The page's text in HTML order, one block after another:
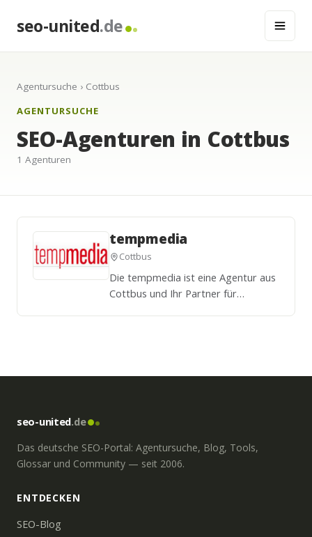
seo-united.de
Agentursuche › Cottbus
AGENTURSUCHE
SEO-Agenturen in Cottbus
1 Agenturen
tempmedia
Cottbus
Die tempmedia ist eine Agentur aus
Cottbus und Ihr Partner für
Printmedien.
seo-united.de
Das deutsche SEO-Portal: Agentursuche, Blog, Tools,
Glossar und Community — seit 2006.
ENTDECKEN
SEO-Blog